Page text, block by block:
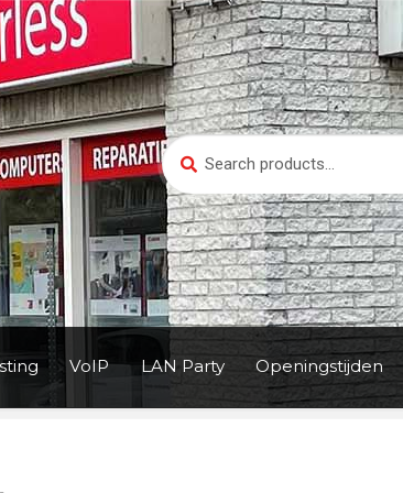
Search
for:
Search
VoIP LAN Party Openingstijden